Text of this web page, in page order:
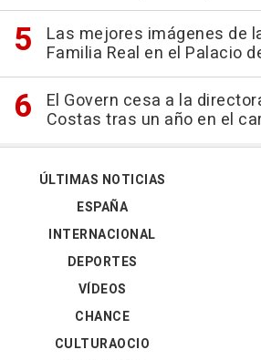
Las mejores imágenes de
Familia Real en el Palacio
El Govern cesa a la
Costas tras un año en el
ÚLTIMAS NOTICIAS
ESPAÑA
INTERNACIONAL
DEPORTES
VÍDEOS
CHANCE
CULTURAOCIO